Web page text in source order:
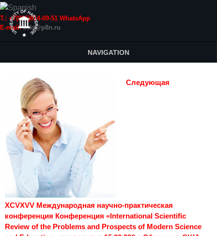
Т.: +7(915)814-09-51 WhatsApp
E-mail:info@p8n.ru
NAVIGATION
Следующая
XCVXVV Международная научно-практическая
конференция Конференция «International Scientific
Review of the Problems and Prospects of Modern Science